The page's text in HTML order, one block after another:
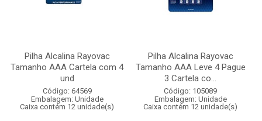
Pilha Alcalina Rayovac
Tamanho AAA Cartela com 4
und
Código: 64569
Embalagem: Unidade
Caixa contém 12 unidade(s)
Pilha Alcalina Rayovac
Tamanho AAA Leve 4 Pague
3 Cartela co...
Código: 105089
Embalagem: Unidade
Caixa contém 12 unidade(s)